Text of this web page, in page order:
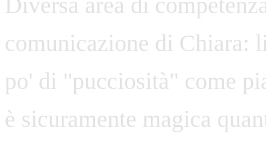
comunicazione di Chiara:
po' di "pucciosità" come
è sicuramente magica